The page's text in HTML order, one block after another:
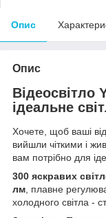
Опис
Опис
ідеальне
Хочете, щоб ваші
вийшли чіткими і
вам потрібно для
300 яскравих
лм, плавне
холодного світла -